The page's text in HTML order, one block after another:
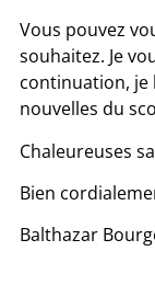
Vous pouvez
souhaitez. Je
continuation, je
nouvelles du
Chaleureuses
Bien
Balthazar